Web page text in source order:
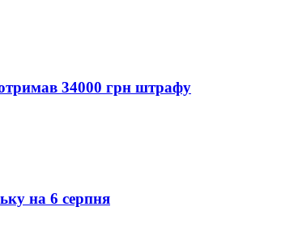
34000 грн штрафу
на 6 серпня